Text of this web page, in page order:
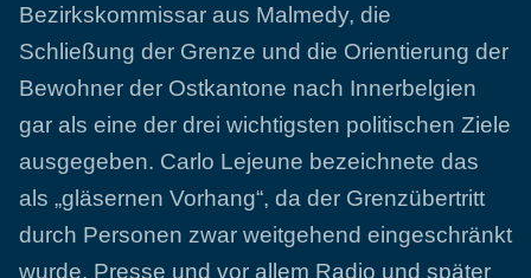
Bezirkskommissar aus Malmedy, die
Schließung der Grenze und die Orientierung der
Bewohner der Ostkantone nach Innerbelgien
gar als eine der drei wichtigsten politischen Ziele
ausgegeben. Carlo Lejeune bezeichnete das
als „gläsernen Vorhang“, da der Grenzübertritt
durch Personen zwar weitgehend eingeschränkt
wurde, Presse und vor allem Radio und später